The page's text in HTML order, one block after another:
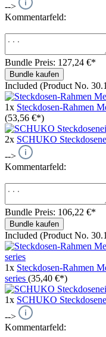
-->
Kommentarfeld:
Bundle Preis: 127,24 €*
Bundle kaufen
Included (Product No.
1x Steckdosen-Rahmen
(53,56 €*)
2x SCHUKO
-->
Kommentarfeld:
Bundle Preis: 106,22 €*
Bundle kaufen
Included (Product No.
1x Steckdosen-Rahmen
series (35,40 €*)
1x SCHUKO
-->
Kommentarfeld: